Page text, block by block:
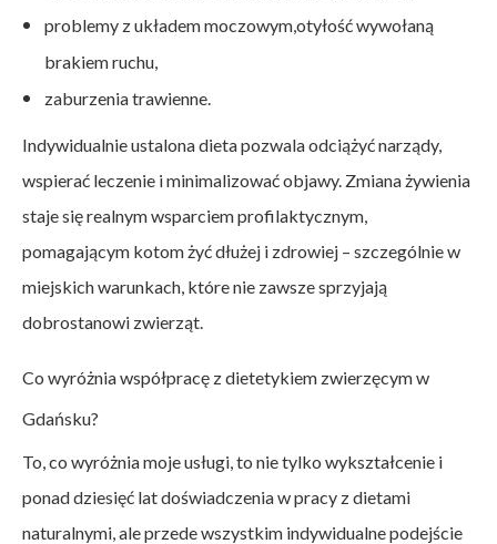
problemy z układem moczowym,otyłość wywołaną
brakiem ruchu,
zaburzenia trawienne.
Indywidualnie ustalona dieta pozwala odciążyć narządy,
wspierać leczenie i minimalizować objawy. Zmiana żywienia
staje się realnym wsparciem profilaktycznym,
pomagającym kotom żyć dłużej i zdrowiej – szczególnie w
miejskich warunkach, które nie zawsze sprzyjają
dobrostanowi zwierząt.
Co wyróżnia współpracę z dietetykiem zwierzęcym w
Gdańsku?
To, co wyróżnia moje usługi, to nie tylko wykształcenie i
ponad dziesięć lat doświadczenia w pracy z dietami
naturalnymi, ale przede wszystkim indywidualne podejście